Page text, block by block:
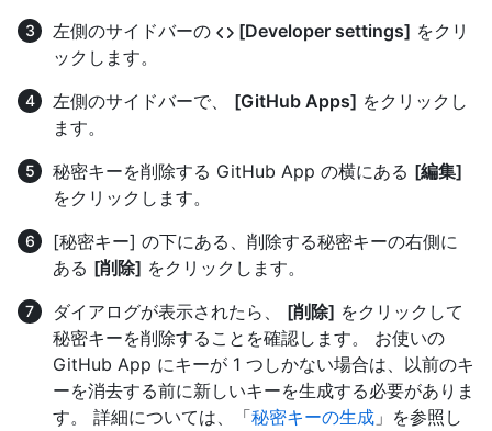
左側のサイドバーの
[Developer settings] をクリ
ックします。
左側のサイドバーで、 [GitHub Apps] をクリックし
ます。
秘密キーを削除する GitHub App の横にある [編集]
をクリックします。
[秘密キー] の下にある、削除する秘密キーの右側に
ある [削除] をクリックします。
ダイアログが表示されたら、 [削除] をクリックして
秘密キーを削除することを確認します。 お使いの
GitHub App にキーが 1 つしかない場合は、以前のキ
ーを消去する前に新しいキーを生成する必要がありま
す。 詳細については、「秘密キーの生成 」を参照し